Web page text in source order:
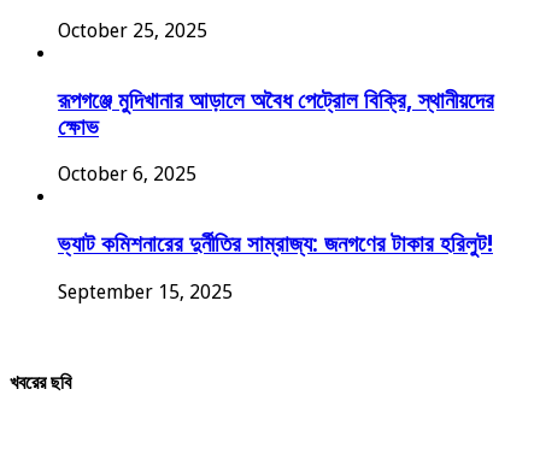
October 25, 2025
রূপগঞ্জে মুদিখানার আড়ালে অবৈধ পেট্রোল বিক্রি, স্থানীয়দের
ক্ষোভ
October 6, 2025
ভ্যাট কমিশনারের দুর্নীতির সাম্রাজ্য: জনগণের টাকার হরিলুট!
September 15, 2025
খবরের ছবি